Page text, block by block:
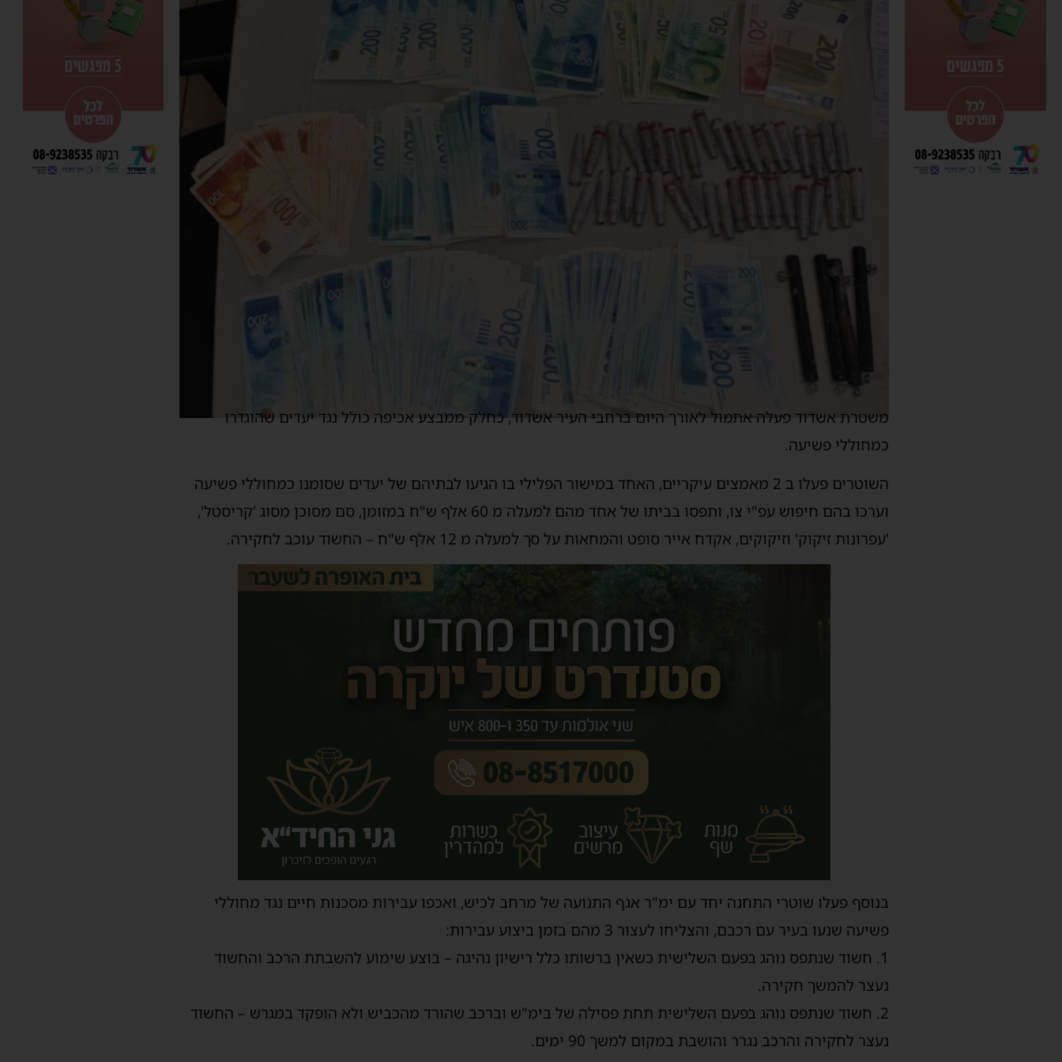
משטרת אשדוד פעלה אתמול לאורך היום ברחבי העיר אשדוד, כחלק ממבצע אכיפה כולל נגד יעדים שהוגדרו
כמחוללי פשיעה.
השוטרים פעלו ב 2 מאמצים עיקריים, האחד במישור הפלילי בו הגיעו לבתיהם של יעדים שסומנו כמחוללי פשיעה
וערכו בהם חיפוש עפ"י צו, ותפסו בביתו של אחד מהם למעלה מ 60 אלף ש"ח במזומן, סם מסוכן מסוג 'קריסטל',
'עפרונות זיקוק' וזיקוקים, אקדח אייר סופט והמחאות על סך למעלה מ 12 אלף ש"ח – החשוד עוכב לחקירה.
בנוסף פעלו שוטרי התחנה יחד עם ימ"ר אגף התנועה של מרחב לכיש, ואכפו עבירות מסכנות חיים נגד מחוללי
פשיעה שנעו בעיר עם רכבם, והצליחו לעצור 3 מהם בזמן ביצוע עבירות:
1. חשוד שנתפס נוהג בפעם השלישית כשאין ברשותו כלל רישיון נהיגה – בוצע שימוע להשבתת הרכב והחשוד
נעצר להמשך חקירה.
2. חשוד שנתפס נוהג בפעם השלישית תחת פסילה של בימ"ש וברכב שהורד מהכביש ולא הופקד במגרש – החשוד
נעצר לחקירה והרכב נגרר והושבת במקום למשך 90 ימים.